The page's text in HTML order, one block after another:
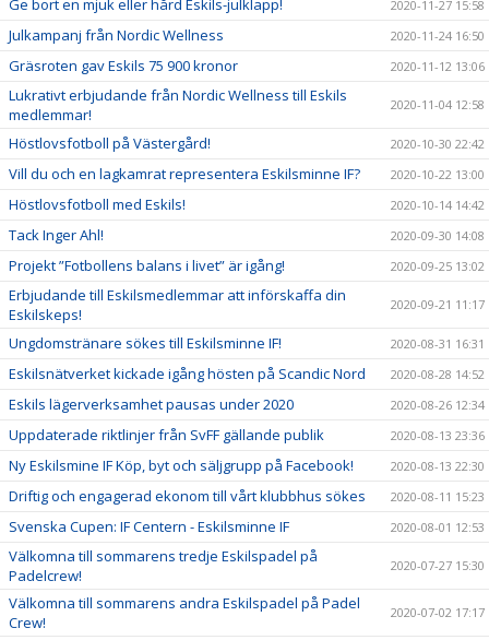
Ge bort en mjuk eller hård Eskils-julklapp! 2020-11-27 15:58
Julkampanj från Nordic Wellness 2020-11-24 16:50
Gräsroten gav Eskils 75 900 kronor 2020-11-12 13:06
Lukrativt erbjudande från Nordic Wellness till Eskils
medlemmar!
2020-11-04 12:58
Höstlovsfotboll på Västergård! 2020-10-30 22:42
Vill du och en lagkamrat representera Eskilsminne IF? 2020-10-22 13:00
Höstlovsfotboll med Eskils! 2020-10-14 14:42
Tack Inger Ahl! 2020-09-30 14:08
Projekt ”Fotbollens balans i livet” är igång! 2020-09-25 13:02
Erbjudande till Eskilsmedlemmar att införskaffa din
Eskilskeps!
2020-09-21 11:17
Ungdomstränare sökes till Eskilsminne IF! 2020-08-31 16:31
Eskilsnätverket kickade igång hösten på Scandic Nord 2020-08-28 14:52
Eskils lägerverksamhet pausas under 2020 2020-08-26 12:34
Uppdaterade riktlinjer från SvFF gällande publik 2020-08-13 23:36
Ny Eskilsmine IF Köp, byt och säljgrupp på Facebook! 2020-08-13 22:30
Driftig och engagerad ekonom till vårt klubbhus sökes 2020-08-11 15:23
Svenska Cupen: IF Centern - Eskilsminne IF 2020-08-01 12:53
Välkomna till sommarens tredje Eskilspadel på
Padelcrew!
2020-07-27 15:30
Välkomna till sommarens andra Eskilspadel på Padel
Crew!
2020-07-02 17:17